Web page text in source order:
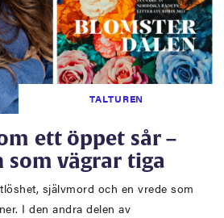
TALTUREN
ett öppet sår –
vägrar tiga
självmord och en vrede som
I den andra delen av